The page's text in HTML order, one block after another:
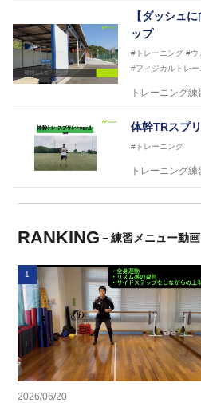
【ダッシュ
ップ
#トレーニング #ウ
#フィジカルトレー
トレーニング
体幹TRスプ
#トレーニング
トレーニング
RANKING －練習メニュー動画
1
2026/06/20